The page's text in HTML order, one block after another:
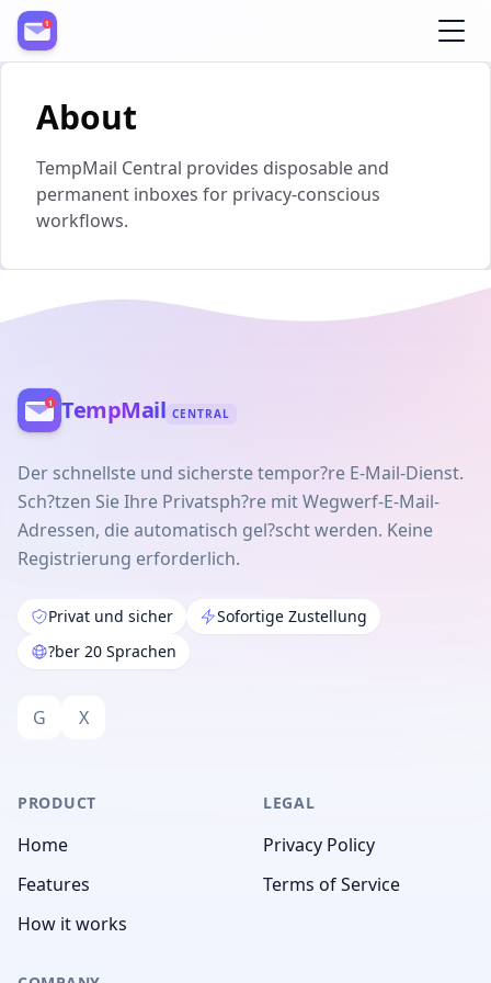
Register
About
TempMail Central provides disposable and
permanent inboxes for privacy-conscious
workflows.
TempMail CENTRAL
Der schnellste und sicherste tempor?re E-Mail-Dienst.
Sch?tzen Sie Ihre Privatsph?re mit Wegwerf-E-Mail-
Adressen, die automatisch gel?scht werden. Keine
Registrierung erforderlich.
Privat und sicher
Sofortige Zustellung
?ber 20 Sprachen
G X
PRODUCT
Home
Features
How it works
LEGAL
Privacy Policy
Terms of Service